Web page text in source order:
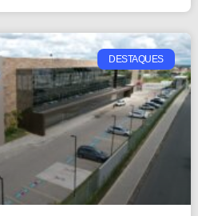
DESTAQUES